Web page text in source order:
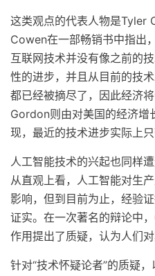
这类观点的代表人物是Tyler
Cowen在一部畅销书中指出
互联网技术并没有像之前的
性的进步，并且从目前的技
都已经被摘尽了，因此经济
Gordon则由对美国的经济增
现，最近的技术进步实际上
人工智能技术的兴起也同样
从直观上看，人工智能对生
影响，但到目前为止，经验
证实。在一次著名的辩论中
作用提出了质疑，认为人们
针对“技术怀疑论者”的质疑